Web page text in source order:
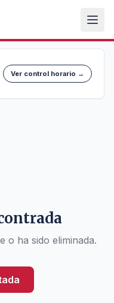
Ver control horario →
o ha sido eliminada.